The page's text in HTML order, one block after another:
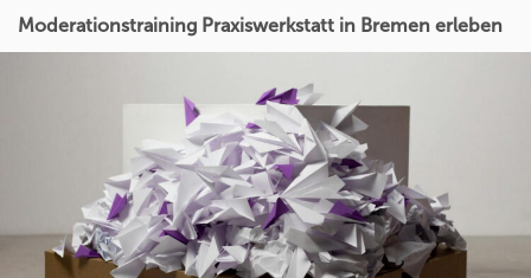
Moderationstraining Praxiswerkstatt in Bremen erleben